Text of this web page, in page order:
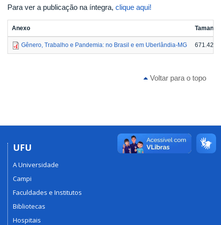
Para ver a publicação na íntegra, clique aqui!
Anexo Tamanho
Gênero, Trabalho e Pandemia: no Brasil e em Uberlândia-MG 671.42
Voltar para o topo
UFU
A Universidade
Campi
Faculdades e Institutos
Bibliotecas
Hospitais